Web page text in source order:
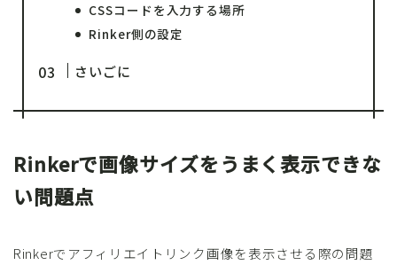
CSSコードを入力する場所
Rinker側の設定
さいごに
Rinkerで画像サイズをうまく表示できな
い問題点
Rinkerでアフィリエイトリンク画像を表示させる際の問題